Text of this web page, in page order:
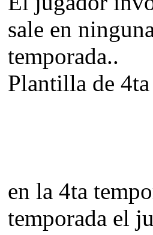
sale en
temporada..
Plantilla de
en la 4ta
temporada el